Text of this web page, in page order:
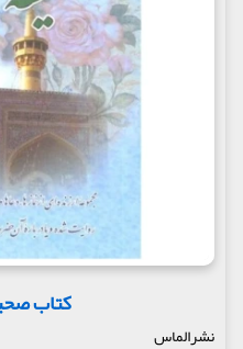
کتاب
نشرالماس